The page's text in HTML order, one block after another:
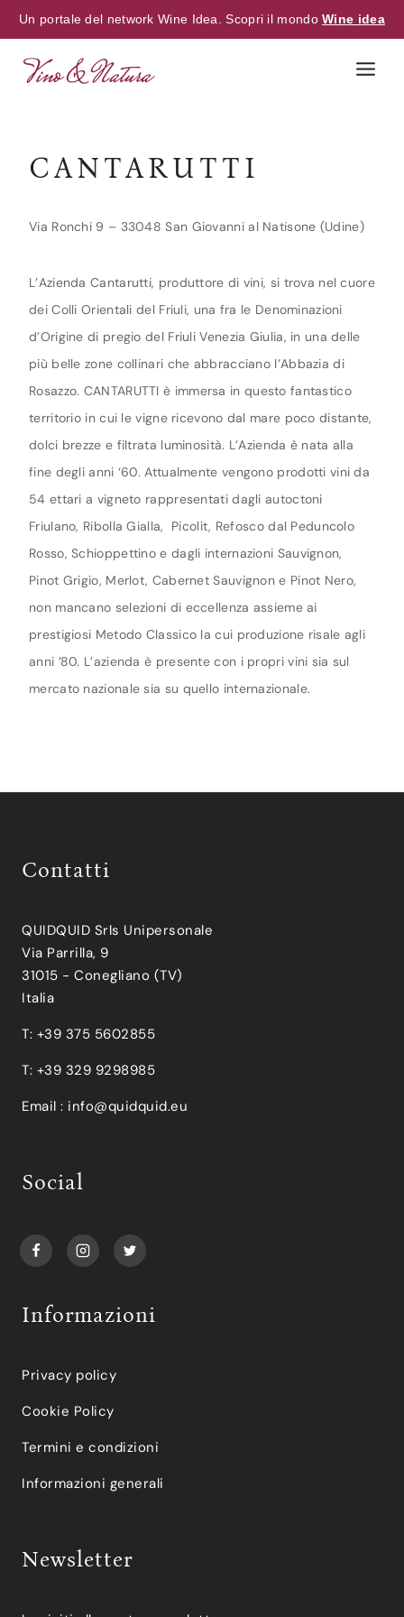
Un portale del network Wine Idea. Scopri il mondoWine idea
CANTARUTTI
Via Ronchi 9 – 33048 San Giovanni al Natisone (Udine)
L’Azienda Cantarutti, produttore di vini, si trova nel cuore
dei Colli Orientali del Friuli, una fra le Denominazioni
d’Origine di pregio del Friuli Venezia Giulia, in una delle
più belle zone collinari che abbracciano l’Abbazia di
Rosazzo. CANTARUTTI è immersa in questo fantastico
territorio in cui le vigne ricevono dal mare poco distante,
dolci brezze e filtrata luminosità. L’Azienda è nata alla
fine degli anni ‘60. Attualmente vengono prodotti vini da
54 ettari a vigneto rappresentati dagli autoctoni
Friulano, Ribolla Gialla, Picolit, Refosco dal Peduncolo
Rosso, Schioppettino e dagli internazioni Sauvignon,
Pinot Grigio, Merlot, Cabernet Sauvignon e Pinot Nero,
non mancano selezioni di eccellenza assieme ai
prestigiosi Metodo Classico la cui produzione risale agli
anni ’80. L’azienda è presente con i propri vini sia sul
mercato nazionale sia su quello internazionale.
Contatti
QUIDQUID Srls Unipersonale
Via Parrilla, 9
31015 - Conegliano (TV)
Italia
T: +39 375 5602855
T: +39 329 9298985
Email : info@quidquid.eu
Social
Informazioni
Privacy policy
Cookie Policy
Termini e condizioni
Informazioni generali
Newsletter